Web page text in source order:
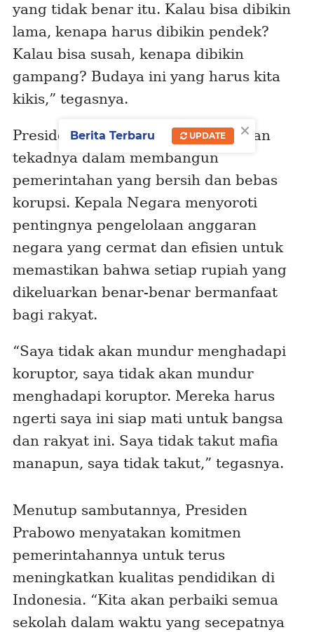
yang tidak benar itu. Kalau bisa dibikin
lama, kenapa harus dibikin pendek?
Kalau bisa susah, kenapa dibikin
gampang? Budaya ini yang harus kita
kikis,” tegasnya.
Presiden Prabowo juga menegaskan
tekadnya dalam membangun
pemerintahan yang bersih dan bebas
korupsi. Kepala Negara menyoroti
pentingnya pengelolaan anggaran
negara yang cermat dan efisien untuk
memastikan bahwa setiap rupiah yang
dikeluarkan benar-benar bermanfaat
bagi rakyat.
“Saya tidak akan mundur menghadapi
koruptor, saya tidak akan mundur
menghadapi koruptor. Mereka harus
ngerti saya ini siap mati untuk bangsa
dan rakyat ini. Saya tidak takut mafia
manapun, saya tidak takut,” tegasnya.
Menutup sambutannya, Presiden
Prabowo menyatakan komitmen
pemerintahannya untuk terus
meningkatkan kualitas pendidikan di
Indonesia. “Kita akan perbaiki semua
sekolah dalam waktu yang secepatnya
×
Berita Terbaru UPDATE